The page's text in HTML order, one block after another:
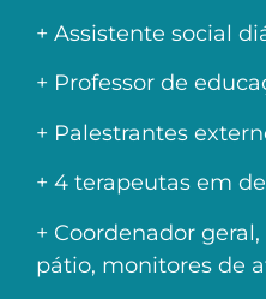
+ Assistente social
+ Professor de
+ Palestrantes
+ 4 terapeutas em
+ Coordenador
pátio, monitores de